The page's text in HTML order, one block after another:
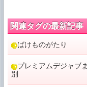
関連タグの最新記事
ばけものがたり
プレミアムデジャブ
別